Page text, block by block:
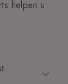
helpen u